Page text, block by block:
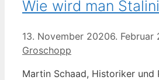
Wie wird man
13. November 20206. Februar
Groschopp
Mar­tin Schaad, His­to­ri­ker